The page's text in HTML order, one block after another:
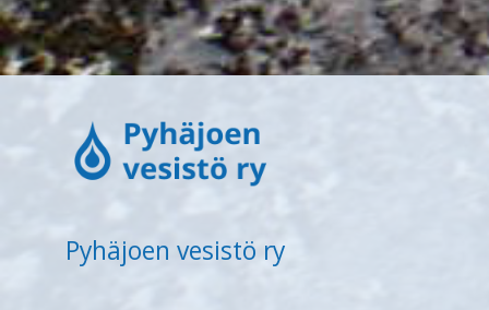
Pyhäjoen vesistö ry